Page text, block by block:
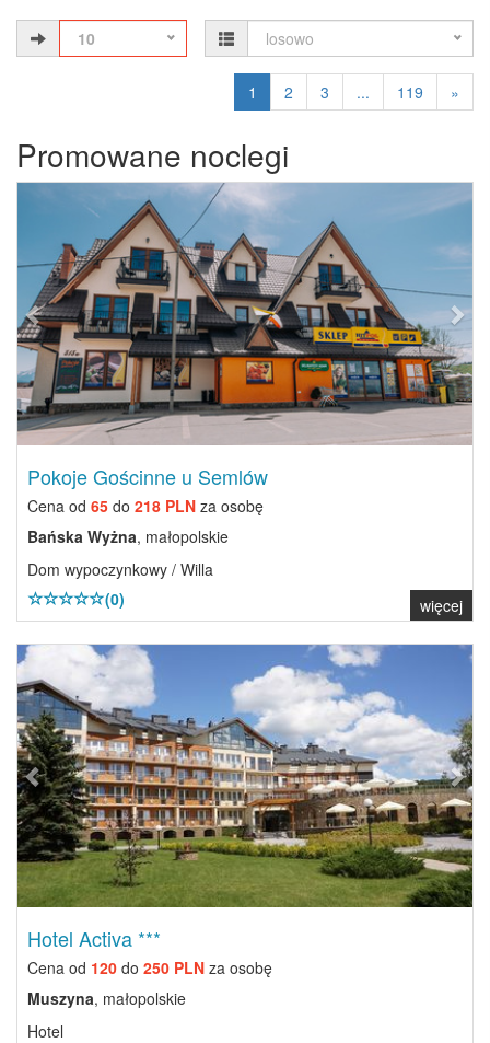
10 losowo
1 2 3 ... 119 »
Promowane noclegi
Previous Next
Pokoje Gościnne u Semlów
Cena od 65 do 218 PLN za osobę
Bańska Wyżna, małopolskie
Dom wypoczynkowy / Willa
(0)
więcej
Previous Next
Hotel Activa ***
Cena od 120 do 250 PLN za osobę
Muszyna, małopolskie
Hotel